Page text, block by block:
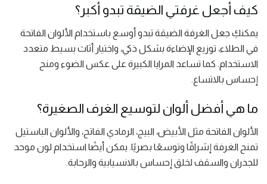
كيف أجعل غرفتي الضيقة تبدو أكبر؟
يمكنكِ جعل الغرفة الضيقة تبدو أوسع باستخدام الألوان الفاتحة
في الطلاء، توزيع الإضاءة بشكل ذكي، واختيار أثاث بسيط متعدد
الاستخدام. كما تساعد المرايا الكبيرة على عكس الضوء ومنح
إحساس بالاتساع.
ما هي أفضل ألوان لتوسيع الغرف الصغيرة؟
الألوان الفاتحة مثل الأبيض، البيج، الرمادي الفاتح، والألوان الباستيل
تمنح الغرفة إشراقًا وتوسعًا بصريًا. يمكن أيضًا استخدام لون موحد
للجدران والسقف لخلق إحساس بالانسيابية والرحابة.